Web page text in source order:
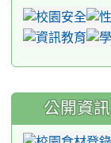
公開資訊